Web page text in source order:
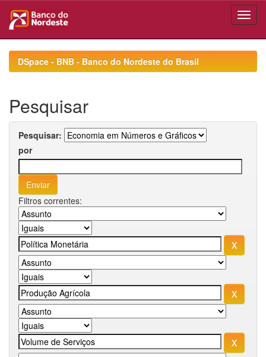
navigationDSpace - BNB - Banco do Nordeste do Brasil
Pesquisar
Pesquisar:
por
Filtros correntes: